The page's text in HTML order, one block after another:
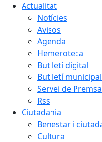
Actualitat
Notícies
Avisos
Agenda
Hemeroteca
Butlletí digital
Butlletí
Servei de
Rss
Ciutadania
Benestar i
Cultura